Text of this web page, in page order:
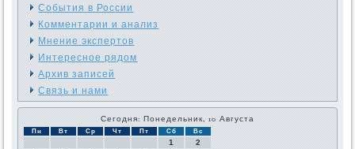
События в России
Комментарии и анализ
Мнение экспертов
Интересное рядом
Архив записей
Связь и нами
Сегодня: Понедельник, 10 Августа
Пн Вт Ср Чт Пт Сб Вс
1
2